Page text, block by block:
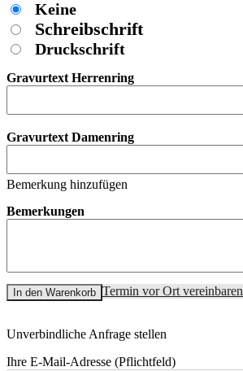
Keine
Schreibschrift
Druckschrift
Gravurtext Herrenring
Gravurtext Damenring
Bemerkung hinzufügen
Bemerkungen
In den Warenkorb Termin vor Ort vereinbaren
Unverbindliche Anfrage stellen
Ihre E-Mail-Adresse (Pflichtfeld)